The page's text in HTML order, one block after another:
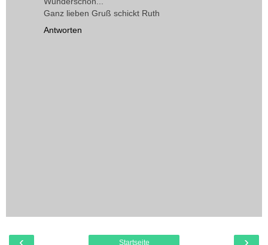
Ganz lieben Gruß schickt Ruth
Antworten
Startseite